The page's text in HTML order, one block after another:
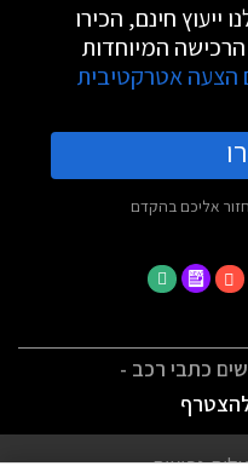
ייעוץ חינם, הכירו
המיוחדות
הצעה אטרקטיבית
אליכם בהקדם
כתבי רכב -
נפוצות